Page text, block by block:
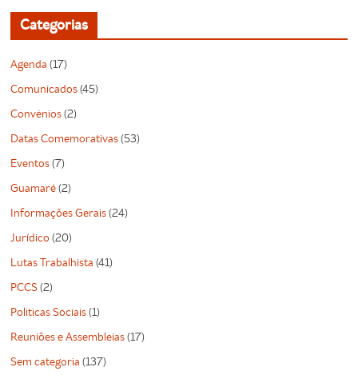
Categorias
Agenda (17)
Comunicados(45)
Convênios(2)
Datas Comemorativas(53)
Eventos(7)
Guamaré(2)
Informações Gerais(24)
Jurídico (20)
Lutas Trabalhista (41)
PCCS(2)
Politicas Sociais(1)
Reuniões e Assembleias(17)
Sem categoria (137)